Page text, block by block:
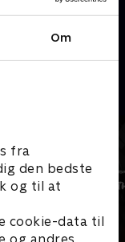
Om
fra
den bedste
og til at
cookie-data til